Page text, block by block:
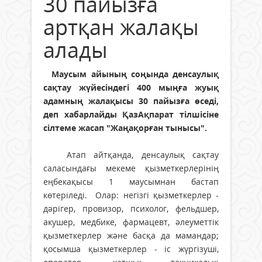
артқан жалақы
алады
Маусым айының соңында денсаулық
сақтау жүйесіндегі 400 мыңға жуық
адамның жалақысы 30 пайызға өседі,
деп хабарлайды ҚазАқпарат тілшісіне
сілтеме жасап "Жаңақорған тынысы".
Атап айтқанда, денсаулық сақтау
саласындағы мекеме қызметкерлерінің
еңбекақысы 1 маусымнан бастап
көтеріледі. Олар: негізгі қызметкерлер -
дәрігер, провизор, психолог, фельдшер,
акушер, медбике, фармацевт, әлеуметтік
қызметкерлер және басқа да мамандар;
қосымша қызметкерлер - іс жүргізуші,